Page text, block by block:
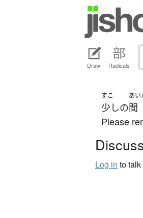
Draw Radicals
すこ
少しの
あい
間
Please
Log in to